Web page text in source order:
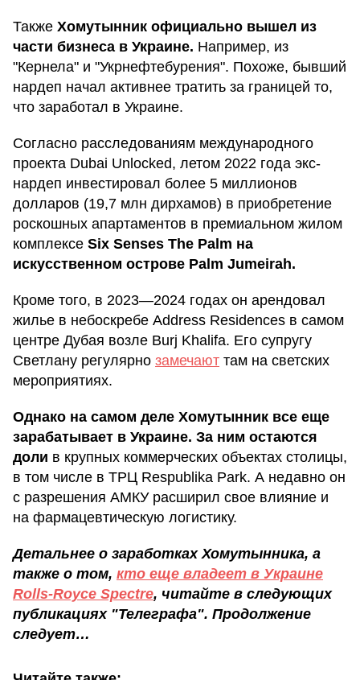
Также Хомутынник официально вышел из
части бизнеса в Украине. Например, из
"Кернела" и "Укрнефтебурения". Похоже, бывший
нардеп начал активнее тратить за границей то,
что заработал в Украине.
Согласно расследованиям международного
проекта Dubai Unlocked, летом 2022 года экс-
нардеп инвестировал более 5 миллионов
долларов (19,7 млн дирхамов) в приобретение
роскошных апартаментов в премиальном жилом
комплексе Six Senses The Palm на
искусственном острове Palm Jumeirah.
Кроме того, в 2023—2024 годах он арендовал
жилье в небоскребе Address Residences в самом
центре Дубая возле Burj Khalifa. Его супругу
Светлану регулярно замечают там на светских
мероприятиях.
Однако на самом деле Хомутынник все еще
зарабатывает в Украине. За ним остаются
доли в крупных коммерческих объектах столицы,
в том числе в ТРЦ Respublika Park. А недавно он
с разрешения АМКУ расширил свое влияние и
на фармацевтическую логистику.
Детальнее о заработках Хомутынника, а
также о том, кто еще владеет в Украине
Rolls-Royce Spectre, читайте в следующих
публикациях "Телеграфа". Продолжение
следует…